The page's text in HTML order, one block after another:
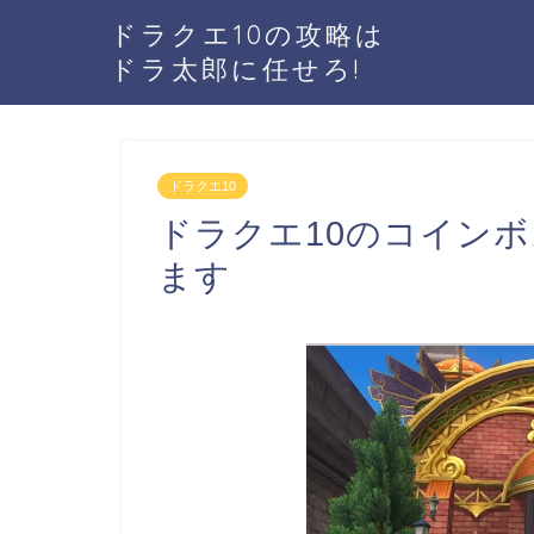
ドラクエ10の攻略は
ドラ太郎に任せろ!
ドラクエ10
ドラクエ10のコイン
ます